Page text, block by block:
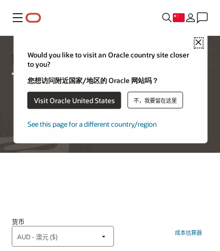
菜单
Close
Would you like to visit an Oracle country site closer
to you?
您想访问附近国家/地区的 Oracle 网站吗？
Visit Oracle United States 不，我要留在这里
See this page for a different country/region
Exadata Cloud@Customer 定价
试用 Oracle Cloud 免费套餐
货币
成本估算器